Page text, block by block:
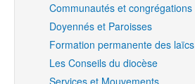
Communautés et congrégations
Doyennés et Paroisses
Formation permanente des laïcs
Les Conseils du diocèse
Services et Mouvements